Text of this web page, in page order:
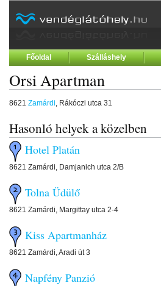
Főoldal Szálláshely
Orsi Apartman
8621 Zamárdi, Rákóczi utca 31
Hasonló helyek a közelben
Hotel Platán
8621 Zamárdi, Damjanich utca 2/B
Tolna Üdülő
8621 Zamárdi, Margittay utca 2-4
Kiss Apartmanház
8621 Zamárdi, Aradi út 3
Napfény Panzió